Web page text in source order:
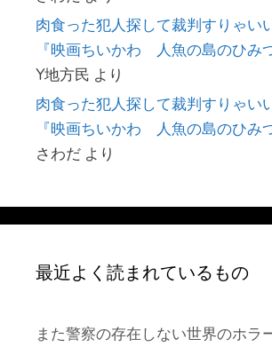
肉食った犯人探して裁判すりゃい
『映画ちいかわ 人魚の島のひみ
Y地方民 より
肉食った犯人探して裁判すりゃい
『映画ちいかわ 人魚の島のひみ
さわだ より
最近よく読まれているもの
また警察の存在しない世界のホラ